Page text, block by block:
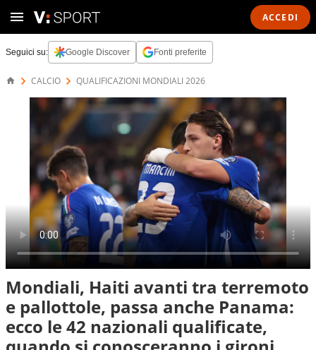
ACCEDI
Seguici su: Google Discover Fonti preferite
CALCIO QUALIFICAZIONI MONDIALI 2026
Mondiali, Haiti avanti tra terremoto
e pallottole, passa anche Panama:
ecco le 42 nazionali qualificate,